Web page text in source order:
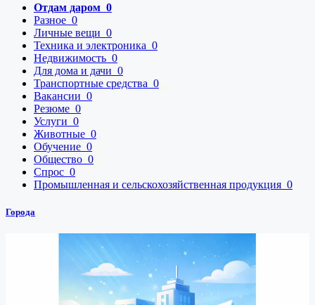
Отдам даром 0
Разное 0
Личные вещи 0
Техника и электроника 0
Недвижимость 0
Для дома и дачи 0
Транспортные средства 0
Вакансии 0
Резюме 0
Услуги 0
Животные 0
Обучение 0
Общество 0
Спрос 0
Промышленная и сельскохозяйственная продукция 0
Города